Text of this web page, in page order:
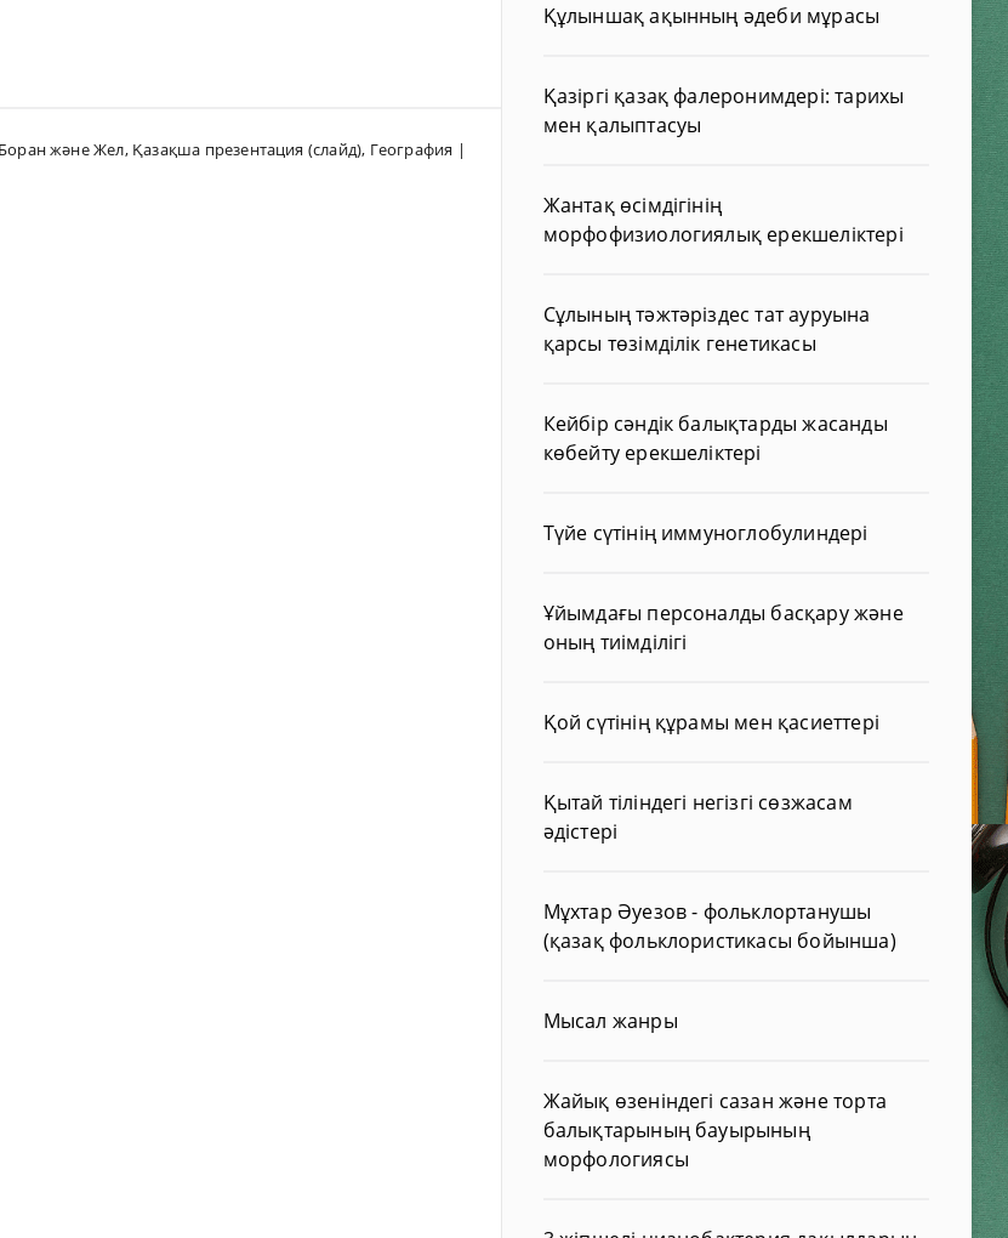
және Жел, Қазақша презентация (слайд), География |
Құлыншақ ақынның әдеби мұрасы
Қазіргі қазақ фалеронимдері: тарихы
мен қалыптасуы
Жантақ өсімдігінің
морфофизиологиялық ерекшеліктері
Сұлының тәжтәріздес тат ауруына
қарсы төзімділік генетикасы
Кейбір сәндік балықтарды жасанды
көбейту ерекшеліктері
Түйе сүтінің иммуноглобулиндері
Ұйымдағы персоналды басқару және
оның тиімділігі
Қой сүтінің құрамы мен қасиеттері
Қытай тіліндегі негізгі сөзжасам
әдістері
Мұхтар Әуезов - фольклортанушы
(қазақ фольклористикасы бойынша)
Мысал жанры
Жайық өзеніндегі сазан және торта
балықтарының бауырының
морфологиясы